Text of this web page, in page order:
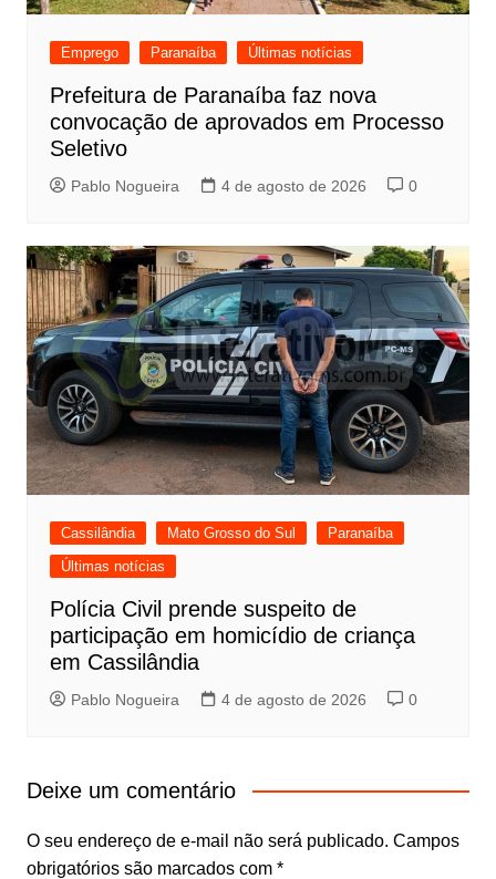
Emprego Paranaíba Últimas notícias
Prefeitura de Paranaíba faz nova
convocação de aprovados em Processo
Seletivo
Pablo Nogueira 4 de agosto de 2026 0
Cassilândia Mato Grosso do Sul
Paranaíba
Últimas notícias
Polícia Civil prende suspeito de
participação em homicídio de criança
em Cassilândia
Pablo Nogueira 4 de agosto de 2026 0
Deixe um comentário
O seu endereço de e-mail não será publicado. Campos
obrigatórios são marcados com *